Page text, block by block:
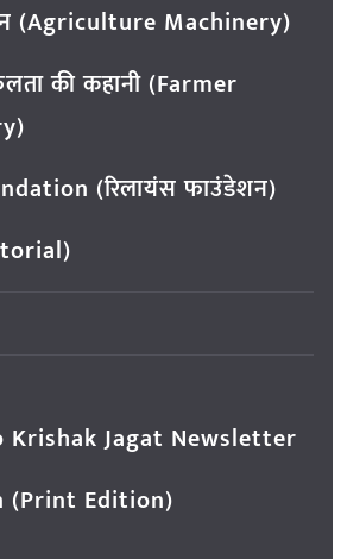
(Agriculture Machinery)
की कहानी (Farmer
(रिलायंस फाउंडेशन)
Krishak Jagat Newsletter
(Print Edition)